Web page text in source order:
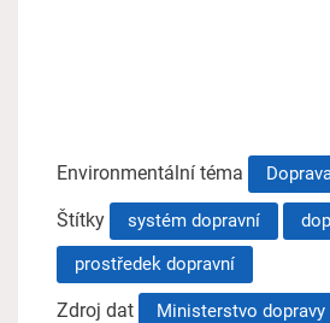
Environmentální téma
Štítky systém dopravní
prostředek dopravní
Zdroj dat Ministerstvo dopravy